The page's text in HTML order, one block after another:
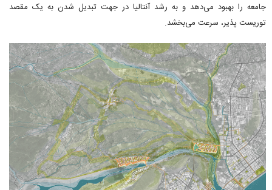
جامعه را بهبود می‌دهد و به رشد آنتالیا در جهت تبدیل شدن به یک مقصد
توریست پذیر، سرعت می‌بخشد.